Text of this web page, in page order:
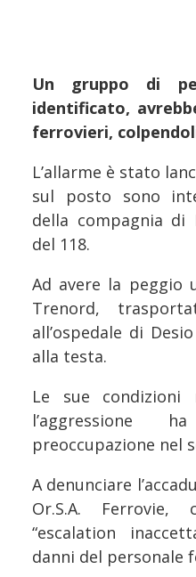
Un gruppo di
identificato,
ferrovieri,
L’allarme è stato
sul posto sono
della compagnia
del 118.
Ad avere la peggio
Trenord,
all’ospedale di
alla testa.
Le sue
l’aggressione
preoccupazione nel
A denunciare
Or.S.A.
“escalation
danni del personale